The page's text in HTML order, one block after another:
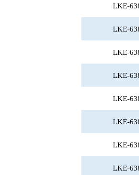
LKE-
LKE-
LKE-
LKE-
LKE-
LKE-
LKE-
LKE-